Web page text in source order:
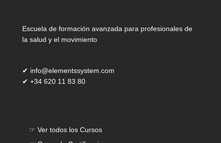
Escuela de formación avanzada para profesionales de
la salud y el movimiento
✔ info@elementssystem.com
✔ +34 620 11 83 80
☞ Ver todos los Cursos